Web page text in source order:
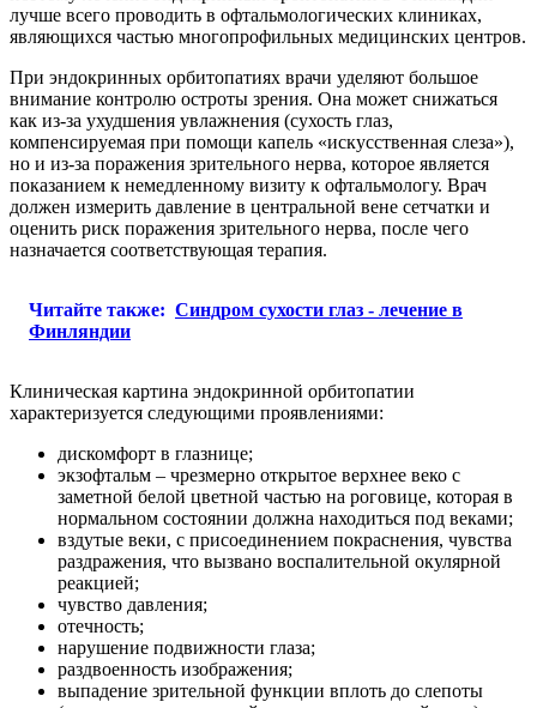
лучше всего проводить в офтальмологических клиниках,
являющихся частью многопрофильных медицинских центров.
При эндокринных орбитопатиях врачи уделяют большое
внимание контролю остроты зрения. Она может снижаться
как из-за ухудшения увлажнения (сухость глаз,
компенсируемая при помощи капель «искусственная слеза»),
но и из-за поражения зрительного нерва, которое является
показанием к немедленному визиту к офтальмологу. Врач
должен измерить давление в центральной вене сетчатки и
оценить риск поражения зрительного нерва, после чего
назначается соответствующая терапия.
Читайте также: Синдром сухости глаз - лечение в
Финляндии
Клиническая картина эндокринной орбитопатии
характеризуется следующими проявлениями:
дискомфорт в глазнице;
экзофтальм – чрезмерно открытое верхнее веко с
заметной белой цветной частью на роговице, которая в
нормальном состоянии должна находиться под веками;
вздутые веки, с присоединением покраснения, чувства
раздражения, что вызвано воспалительной окулярной
реакцией;
чувство давления;
отечность;
нарушение подвижности глаза;
раздвоенность изображения;
выпадение зрительной функции вплоть до слепоты